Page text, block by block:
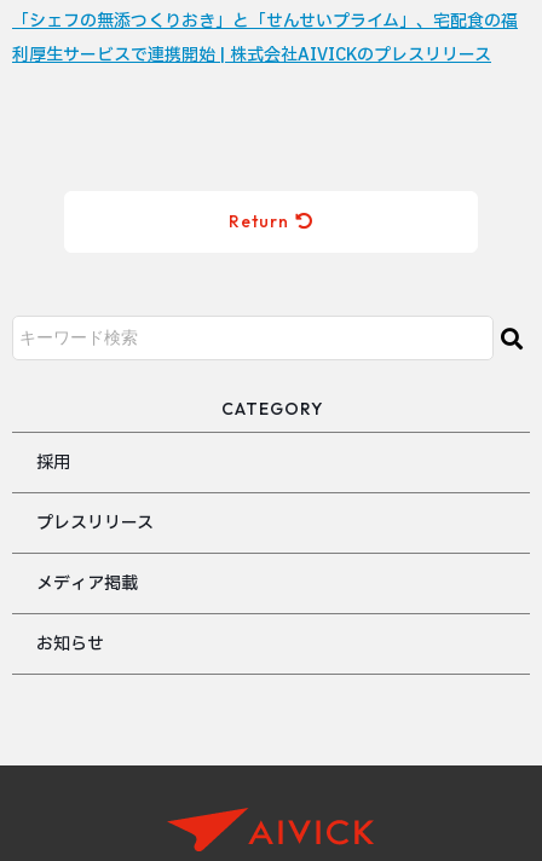
「シェフの無添つくりおき」と「せんせいプライム」、宅配食の福
利厚生サービスで連携開始 | 株式会社AIVICKのプレスリリース
Return
CATEGORY
採用
プレスリリース
メディア掲載
お知らせ